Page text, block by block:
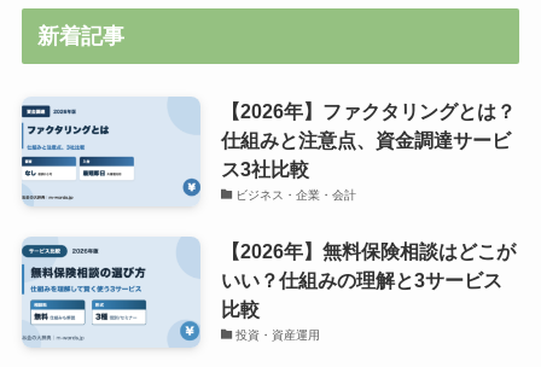
新着記事
【2026年】ファクタリングとは？
仕組みと注意点、資金調達サービ
ス3社比較
ビジネス・企業・会計
【2026年】無料保険相談はどこが
いい？仕組みの理解と3サービス
比較
投資・資産運用